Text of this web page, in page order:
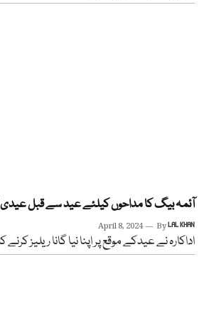
آئمہ بیگ کا مداحوں کیلئے عید سے قبل عیدی
April 8, 2024 ByLAL KHAN
اداکارہ نے عیدکے موقع پر اپنا نیا گانا ریلیز کرنے